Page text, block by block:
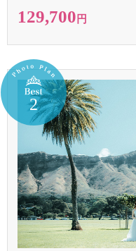
129,700 円